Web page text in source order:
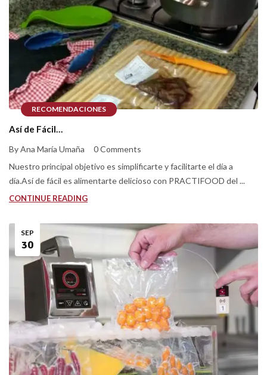
RECOMENDACIONES
Así de Fácil…
By Ana María Umaña
0 Comments
Nuestro principal objetivo es simplificarte y facilitarte el día a
día.Así de fácil es alimentarte delicioso con PRACTIFOOD del ...
CONTINUE READING
SEP
30